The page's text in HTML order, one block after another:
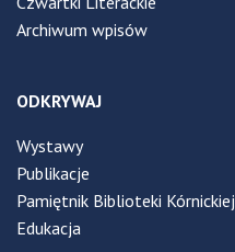
Archiwum wpisów
ODKRYWAJ
Wystawy
Publikacje
Pamiętnik Biblioteki Kórnickiej
Edukacja